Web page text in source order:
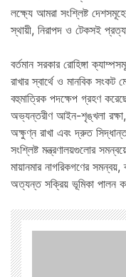
লক্ষ্যে আমরা সংশ্লিষ্ট
স্থায়ী, নিরাপদ ও টেকসই
বর্তমান সরকার রোহিঙ্গা
রাখার স্বার্থে ও মানবিক
বহুমাত্রিক পদক্ষেপ গ্রহণ
অভ্যন্তরীণ আইন-শৃঙ্খলা রক্ষা,
অক্ষুণ্ন রাখা এবং দ্রুত সিদ্ধান্ত
সংশ্লিষ্ট মন্ত্রণালয়গুলোর
মায়ানমার নাগরিকগণের
অত্যন্ত সক্রিয় ভূমিকা পালন